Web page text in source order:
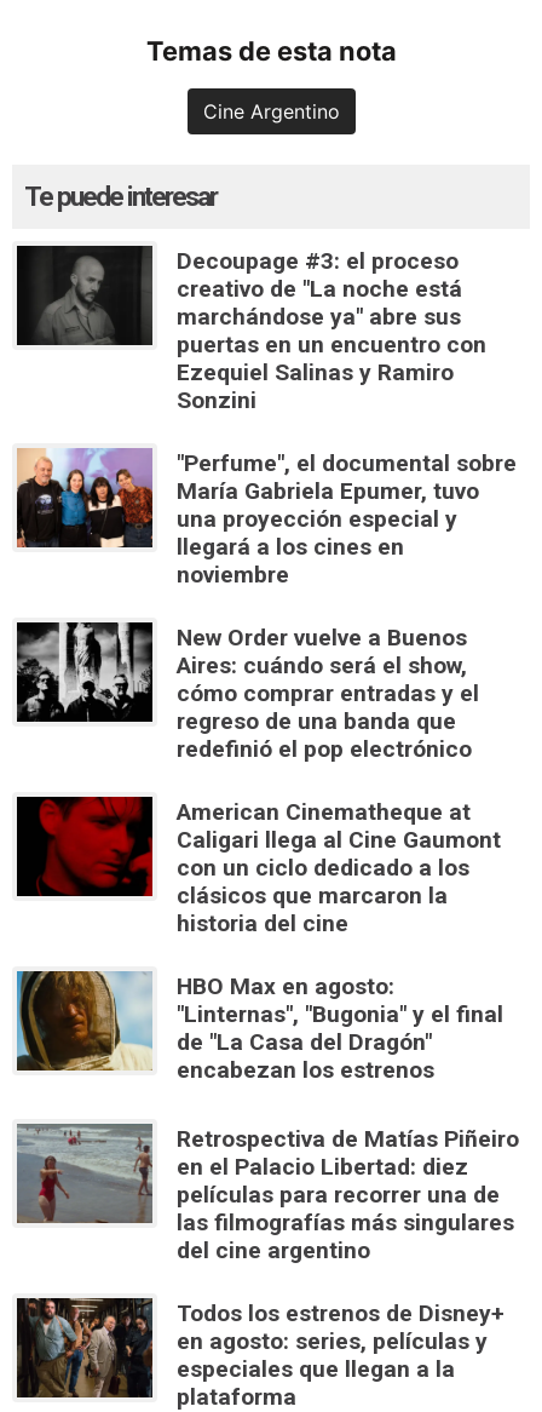
Temas de esta nota
Cine Argentino
Te puede interesar
Decoupage #3: el proceso
creativo de "La noche está
marchándose ya" abre sus
puertas en un encuentro con
Ezequiel Salinas y Ramiro
Sonzini
"Perfume", el documental sobre
María Gabriela Epumer, tuvo
una proyección especial y
llegará a los cines en
noviembre
New Order vuelve a Buenos
Aires: cuándo será el show,
cómo comprar entradas y el
regreso de una banda que
redefinió el pop electrónico
American Cinematheque at
Caligari llega al Cine Gaumont
con un ciclo dedicado a los
clásicos que marcaron la
historia del cine
HBO Max en agosto:
"Linternas", "Bugonia" y el final
de "La Casa del Dragón"
encabezan los estrenos
Retrospectiva de Matías Piñeiro
en el Palacio Libertad: diez
películas para recorrer una de
las filmografías más singulares
del cine argentino
Todos los estrenos de Disney+
en agosto: series, películas y
especiales que llegan a la
plataforma